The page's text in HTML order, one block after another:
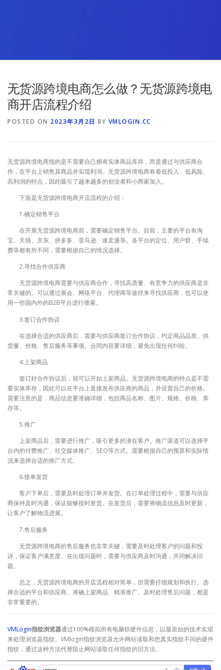
无货源跨境电商怎么做？无货源跨境电
商开店流程介绍
POSTED ON 2023年3月2日 BY VMLOGIN.CC
无货源跨境电商指的是不需要自己拥有实体商品库存，而是通过与供应商合
作，在平台上销售其商品并实现利润。无货源跨境电商有着低投入、低风险、
高利润的特点，因此吸引了越来越多的创业者和小商家加入。
下面是无货源跨境电商开店流程的介绍：
1.确定销售平台
在开展无货源跨境电商前，需要确定销售平台。目前，主要的平台有淘
宝、天猫、京东、拼多多、亚马逊、速卖通等。各平台的定位、用户群、手续
费等都有所不同，需要根据自己的情况选择。
2.寻找合作供应商
无货源跨境电商需要与供应商合作，寻找高质量、有竞争力的供应商是非
常关键的。可以通过展会、网络平台、代理商等途径来寻找供应商，也可以使
用一些国内外的B2B平台进行搜索。
3.签订合作协议
在选择合适的供应商后，需要与供应商签订合作协议，约定商品品质、供
货量、价格、售后服务等事项。合同内容要详细，避免出现任何纠纷。
4.上架商品
签订好合作协议后，就可以开始上架商品。无货源跨境电商的特点是不需
要实体库存，因此可以在平台上直接发布供应商的商品，并设置自己的价格。
需要注意的是，商品信息要准确详细，包括商品名称、图片、规格、价格、库
存等。
5.推广
上架商品后，需要进行推广，吸引更多的潜在客户。推广渠道可以选择平
台内的付费推广、社交媒体推广、SEO等方式。需要根据自己的预算和实际情
况来选择合适的推广方式。
6.接单发货
客户下单后，需要及时处理订单并发货。在订单处理过程中，需要与供应
商保持及时沟通，保证能够按时发货。在发货后，需要将物流信息及时更新，
让客户了解物流进展。
7.售后服务
无货源跨境电商的售后服务也非常关键，需要及时处理客户的问题和投
诉，保证客户满意度。在出现问题时，需要与供应商及时沟通，共同解决问
题。
总之，无货源跨境电商的开店流程相对简单，但需要仔细规划和执行。选
择合适的平台和供应商、准确上架商品、精准推广、及时处理售后问题，都是
非常重要的。
VMLogin指纹浏览器通过100%模拟所有电脑软硬件信息，以最原始的技术实现
来处理浏览器指纹。VMlogin指纹浏览器允许网站读取和您真实指纹不同的硬件
指纹，通过这种方法代替阻止网站读取任何指纹的旧方法。